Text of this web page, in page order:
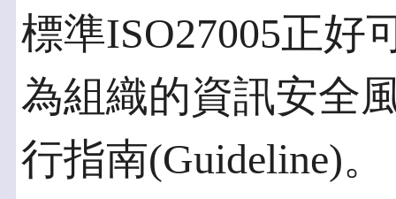
標準ISO27005正好
為組織的資訊安全
行指南(Guideline)。